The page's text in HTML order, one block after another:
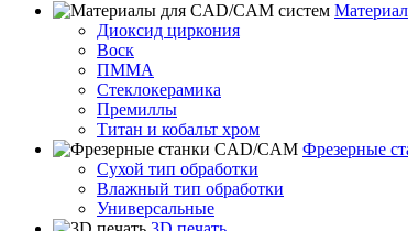
Диоксид циркония
Воск
ПММА
Стеклокерамика
Премиллы
Титан и кобальт хром
Фрезерные
Сухой тип обработки
Влажный тип обработки
Универсальные